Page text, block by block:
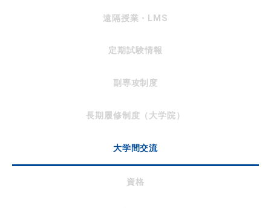
遠隔授業・LMS
定期試験情報
副専攻制度
長期履修制度（大学院）
大学間交流
資格